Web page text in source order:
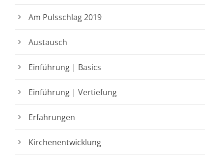
Am Pulsschlag 2019
Austausch
Einführung | Basics
Einführung | Vertiefung
Erfahrungen
Kirchenentwicklung